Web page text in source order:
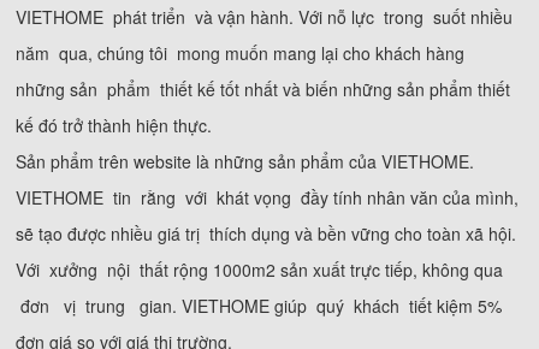
VIETHOME phát triển và vận hành. Với nỗ lực trong suốt nhiều
năm qua, chúng tôi mong muốn mang lại cho khách hàng
những sản phẩm thiết kế tốt nhất và biến những sản phẩm thiết
kế đó trở thành hiện thực.
Sản phẩm trên website là những sản phẩm của VIETHOME.
VIETHOME tin rằng với khát vọng đầy tính nhân văn của mình,
sẽ tạo được nhiều giá trị thích dụng và bền vững cho toàn xã hội.
Với xưởng nội thất rộng 1000m2 sản xuất trực tiếp, không qua
đơn vị trung gian. VIETHOME giúp quý khách tiết kiệm 5%
đơn giá so với giá thị trường.